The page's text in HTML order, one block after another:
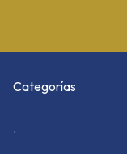
Categorías
.